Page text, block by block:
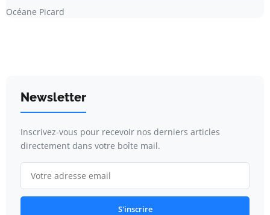
Océane Picard
Newsletter
Inscrivez-vous pour recevoir nos derniers articles
directement dans votre boîte mail.
S'inscrire